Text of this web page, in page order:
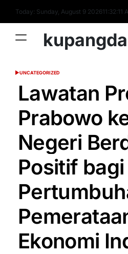
content
Today: Sunday, August 9 202611:32:12
POSTED
UNCATEGORIZED
Lawatan
Prabowo
Negeri
Positif bagi
Ekonomi